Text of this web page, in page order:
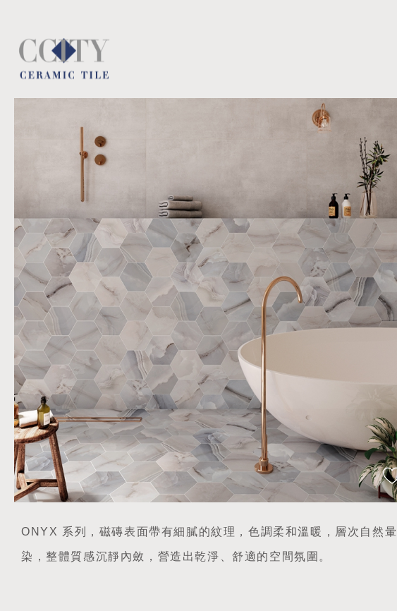
ONYX 系列，磁磚表面帶有細膩的紋理，色調柔和溫暖，層次自然暈
染，整體質感沉靜內斂，營造出乾淨、舒適的空間氛圍。